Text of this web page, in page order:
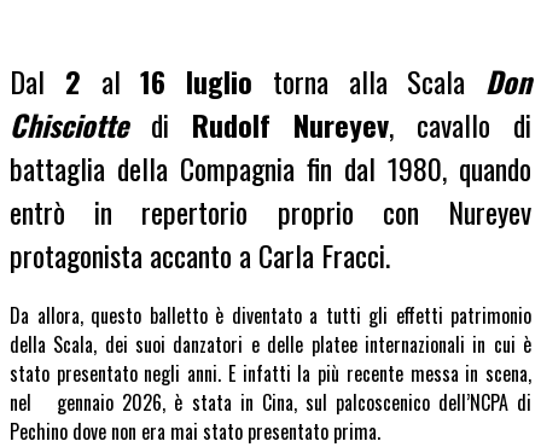
Dal 2 al 16 luglio torna alla Scala Don
Chisciottedi Rudolf Nureyev, cavallo di
battaglia della Compagnia fin dal 1980, quando
entrò in repertorio proprio con Nureyev
protagonista accanto a Carla Fracci.
Da allora, questo balletto è diventato a tutti gli effetti patrimonio
della Scala, dei suoi danzatori e delle platee internazionali in cui è
stato presentato negli anni. E infatti la più recente messa in scena,
nel gennaio 2026, è stata in Cina, sul palcoscenico dell’NCPA di
Pechino dove non era mai stato presentato prima.